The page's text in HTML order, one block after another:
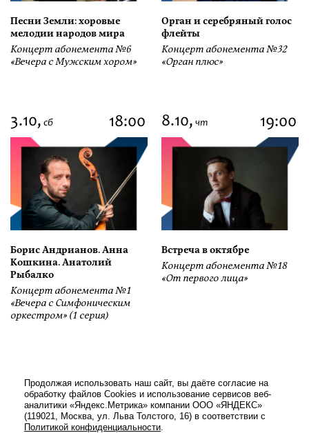
Песни Земли: хоровые
мелодии народов мира
Концерт абонемента №6
«Вечера с Мужским хором»
Орган и серебряный голос
флейты
Концерт абонемента №32
«Орган плюс»
3.10, сб 18:00
Борис Андрианов. Анна
Кошкина. Анатолий
Рыбалко
Концерт абонемента №1
«Вечера с Симфоническим
оркестром» (1 серия)
8.10, чт 19:00
Встреча в октябре
Концерт абонемента №18
«От первого лица»
Продолжая использовать наш сайт, вы даёте согласие на
обработку файлов Cookies и использование сервисов веб-
аналитики «Яндекс.Метрика» компании ООО «ЯНДЕКС»
(119021, Москва, ул. Льва Толстого, 16) в соответствии с
Политикой конфиденциальности.